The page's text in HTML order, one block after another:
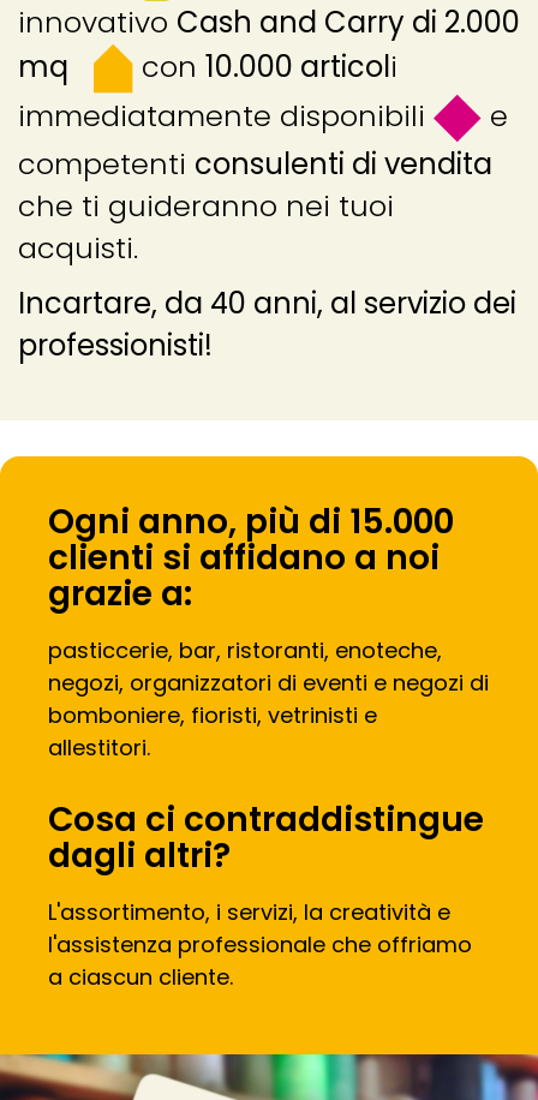
innovativo Cash and Carry di 2.000
mq
con 10.000 articoli
immediatamente disponibili
e
competenti consulenti di vendita
che ti guideranno nei tuoi
acquisti.
Incartare, da 40 anni, al servizio dei
professionisti!
Ogni anno, più di 15.000
clienti si affidano a noi
grazie a:
pasticcerie, bar, ristoranti, enoteche,
negozi, organizzatori di eventi e negozi di
bomboniere, fioristi, vetrinisti e
allestitori.
Cosa ci contraddistingue
dagli altri?
L'assortimento, i servizi, la creatività e
l'assistenza professionale che offriamo
a ciascun cliente.